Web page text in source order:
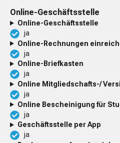
Online-Geschäftsstelle
Online-Geschäftsstelle
ja
Online-Rechnungen
ja
Online-Briefkasten
ja
Online Mitgliedschafts-/
ja
Online Bescheinigung für
ja
Geschäftsstelle per App
ja